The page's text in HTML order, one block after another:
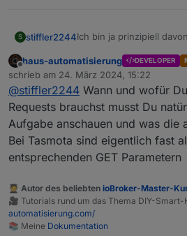
S stiffler2244Ich bin ja prinzipiell
jetzt suche ich schon ein
nichts.
Ich habe eine PV-
gebaut natürlich. Ein
steuert mir mittels PWM
am Stromzähler eben
Sonoff Adapter (für die
allerdings der PWM Wert
welcher ja jetzt abläuft.
Will ich diesen Baustein
Baustein ersetzten, wird
nicht mehr angezeigt. Ist
Iobroker läuft auf Ubuntu
Jänner 2024 auf Proxmox
Node.js: v18.19.0(18.19.1)
NPM: 10.2.3(10.2.4)
Offline
haus-automatisierung DEVELOPER
schrieb am 24. März 2024, 15:22
zuletzt editiert von
@stiffler2244 Wann und wofür
Requests brauchst musst Du
Aufgabe anschauen und was die
Bei Tasmota sind eigentlich fast
entsprechenden GET Parametern
🧑‍🎓 Autor des beliebten ioBroker-Master-
🎥 Tutorials rund um das Thema DIY-Smart-
automatisierung.com/
📚 Meine Dokumentation